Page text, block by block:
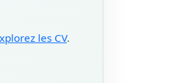
les CV.